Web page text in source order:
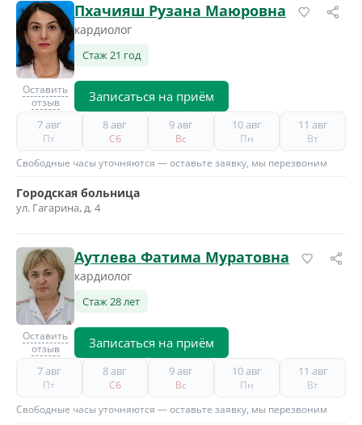
Оставить
отзыв
Пхачияш Рузана Маюровна
кардиолог
Стаж 21 год
Записаться на приём
7 авг
Пт
8 авг
Сб
9 авг
Вс
10 авг
Пн
11 авг
Вт
Свободные часы уточняются — оставьте заявку, мы перезвоним
Городская больница
ул. Гагарина, д. 4
Оставить
отзыв
Аутлева Фатима Муратовна
кардиолог
Стаж 28 лет
Записаться на приём
7 авг
Пт
8 авг
Сб
9 авг
Вс
10 авг
Пн
11 авг
Вт
Свободные часы уточняются — оставьте заявку, мы перезвоним